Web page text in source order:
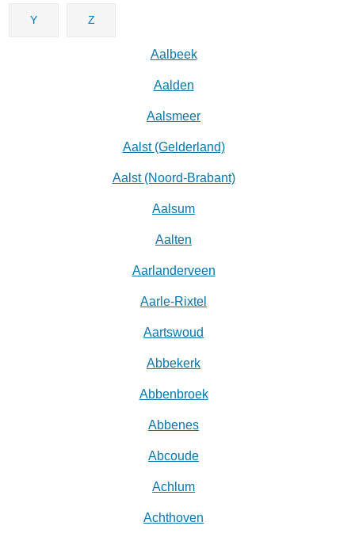
Y Z
Aalbeek
Aalden
Aalsmeer
Aalst (Gelderland)
Aalst (Noord-Brabant)
Aalsum
Aalten
Aarlanderveen
Aarle-Rixtel
Aartswoud
Abbekerk
Abbenbroek
Abbenes
Abcoude
Achlum
Achthoven